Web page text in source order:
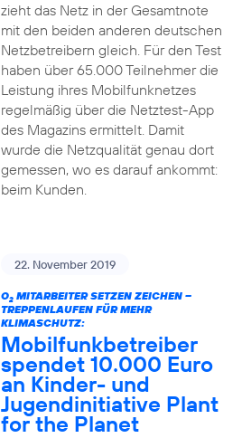
zieht das Netz in der Gesamtnote
mit den beiden anderen deutschen
Netzbetreibern gleich. Für den Test
haben über 65.000 Teilnehmer die
Leistung ihres Mobilfunknetzes
regelmäßig über die Netztest-App
des Magazins ermittelt. Damit
wurde die Netzqualität genau dort
gemessen, wo es darauf ankommt:
beim Kunden.
22. November 2019
O2MITARBEITER SETZEN ZEICHEN –
TREPPENLAUFEN FÜR MEHR
KLIMASCHUTZ:
Mobilfunkbetreiber
spendet 10.000 Euro
an Kinder- und
Jugendinitiative Plant
for the Planet